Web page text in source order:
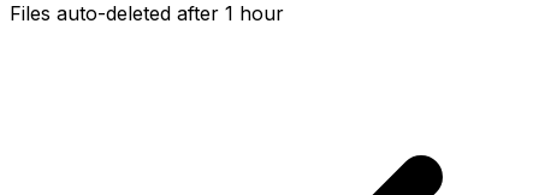
Files auto-deleted after 1 hour